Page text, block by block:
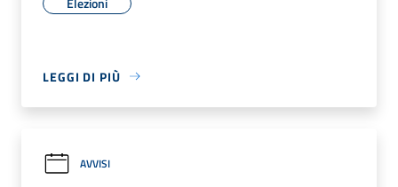
LEGGI DI PIÙ
AVVISI